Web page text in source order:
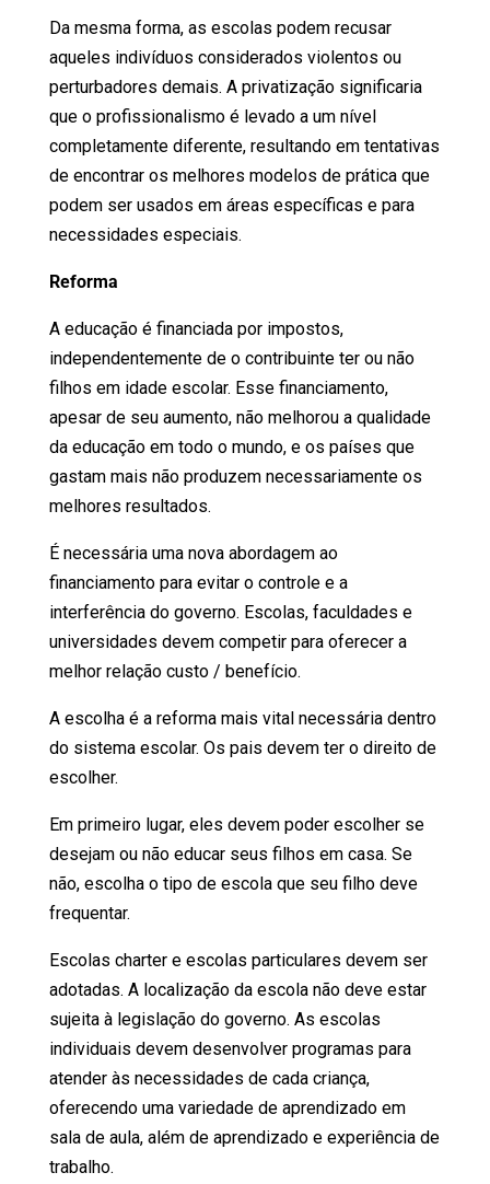
Da mesma forma, as escolas podem recusar
aqueles indivíduos considerados violentos ou
perturbadores demais. A privatização significaria
que o profissionalismo é levado a um nível
completamente diferente, resultando em tentativas
de encontrar os melhores modelos de prática que
podem ser usados ​​em áreas específicas e para
necessidades especiais.
Reforma
A educação é financiada por impostos,
independentemente de o contribuinte ter ou não
filhos em idade escolar. Esse financiamento,
apesar de seu aumento, não melhorou a qualidade
da educação em todo o mundo, e os países que
gastam mais não produzem necessariamente os
melhores resultados.
É necessária uma nova abordagem ao
financiamento para evitar o controle e a
interferência do governo. Escolas, faculdades e
universidades devem competir para oferecer a
melhor relação custo / benefício.
A escolha é a reforma mais vital necessária dentro
do sistema escolar. Os pais devem ter o direito de
escolher.
Em primeiro lugar, eles devem poder escolher se
desejam ou não educar seus filhos em casa. Se
não, escolha o tipo de escola que seu filho deve
frequentar.
Escolas charter e escolas particulares devem ser
adotadas. A localização da escola não deve estar
sujeita à legislação do governo. As escolas
individuais devem desenvolver programas para
atender às necessidades de cada criança,
oferecendo uma variedade de aprendizado em
sala de aula, além de aprendizado e experiência de
trabalho.